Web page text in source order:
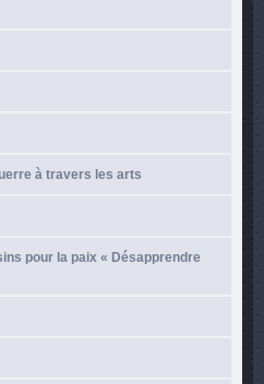
à travers les arts
pour la paix « Désapprendre